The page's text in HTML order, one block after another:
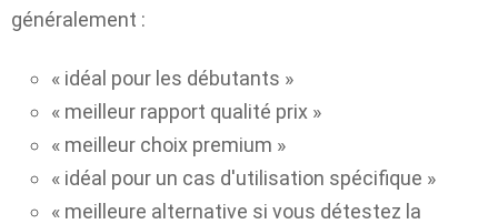
généralement :
« idéal pour les débutants »
« meilleur rapport qualité prix »
« meilleur choix premium »
« idéal pour un cas d'utilisation spécifique »
« meilleure alternative si vous détestez la